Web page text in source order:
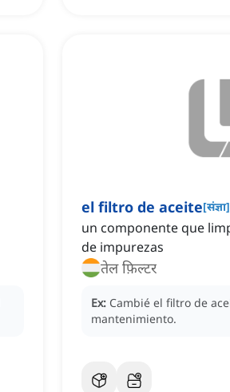
el filtro de aceite[संज्ञा]
un componente que
de impurezas
तेल फ़िल्टर
Ex: Cambié el filtro de
mantenimiento.